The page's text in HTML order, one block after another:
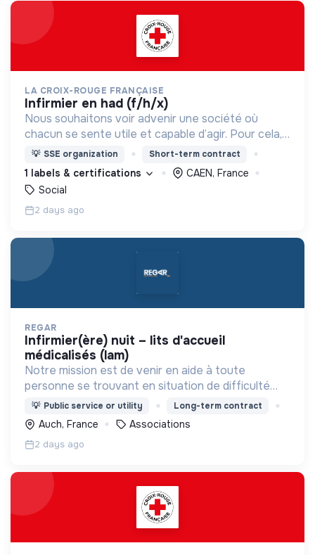
LA CROIX-ROUGE FRANÇAISE
infirmier en had (f/h/x)
Nous souhaitons voir advenir une société où
chacun se sente utile et capable d’agir. Pour cela,
nous proposons des moyens et des lieux
d’engagement innovants et adaptés à tous.
💡 SSE organization Short-term contract
1 labels & certifications
CAEN, France
Social
2 days ago
REGAR
infirmier(ère) nuit – lits d'accueil
médicalisés (lam)
Notre mission est de venir en aide à toute
personne se trouvant en situation de difficulté
matérielle, en détresse psychique et plus
généralement en situation d’exclusion sociale ou
professionnelle.
💡 Public service or utility Long-term contract
Auch, France Associations
2 days ago